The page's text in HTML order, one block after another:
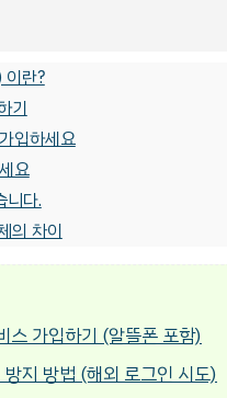
란?
기
입하세요
요
니다.
의 차이
스 가입하기 (알뜰폰 포함)
지 방법 (해외 로그인 시도)